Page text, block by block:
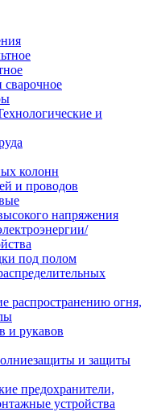
сварочное
и
колонн
и проводов
напряжения
под полом
распространению огня,
и рукавов
и защиты
предохранители,
устройства